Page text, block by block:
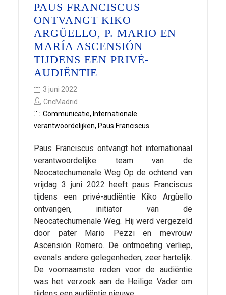
PAUS FRANCISCUS
ONTVANGT KIKO
ARGÜELLO, P. MARIO EN
MARÍA ASCENSIÓN
TIJDENS EEN PRIVÉ-
AUDIËNTIE
3 juni 2022
CncMadrid
Communicatie, Internationale
verantwoordelijken, Paus Franciscus
Paus Franciscus ontvangt het internationaal
verantwoordelijke team van de
Neocatechumenale Weg Op de ochtend van
vrijdag 3 juni 2022 heeft paus Franciscus
tijdens een privé-audiëntie Kiko Argüello
ontvangen, initiator van de
Neocatechumenale Weg. Hij werd vergezeld
door pater Mario Pezzi en mevrouw
Ascensión Romero. De ontmoeting verliep,
evenals andere gelegenheden, zeer hartelijk.
De voornaamste reden voor de audiëntie
was het verzoek aan de Heilige Vader om